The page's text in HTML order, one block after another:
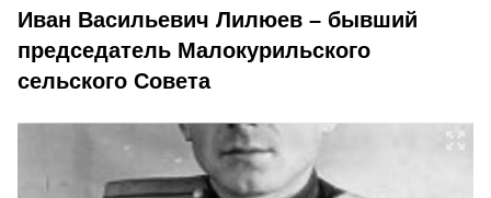
Иван Васильевич Лилюев – бывший
председатель Малокурильского
сельского Совета